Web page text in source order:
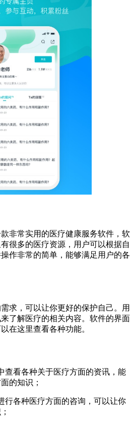
常实用的医疗健康服务软件，软
很多的医疗资源，用户可以根据自
作非常的简单，能够满足用户的各
，可以让你更好的保护自己。用
了解医疗的相关内容。软件的界面
在这里查看各种功能。
看各种关于医疗方面的资讯，能
的知识；
各种医疗方面的咨询，可以让你